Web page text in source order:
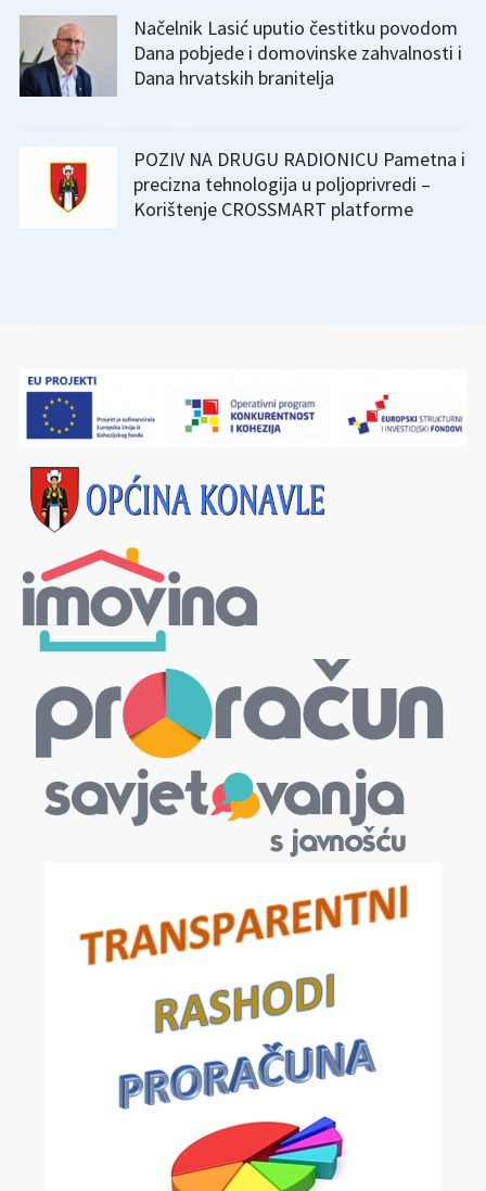
Načelnik Lasić uputio čestitku povodom
Dana pobjede i domovinske zahvalnosti i
Dana hrvatskih branitelja
POZIV NA DRUGU RADIONICU Pametna i
precizna tehnologija u poljoprivredi –
Korištenje CROSSMART platforme